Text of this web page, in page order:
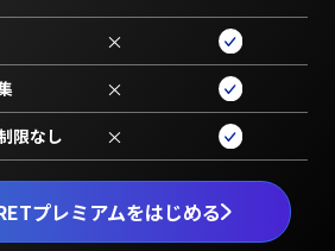
プレミアムをはじめる
×
×
限なし ×